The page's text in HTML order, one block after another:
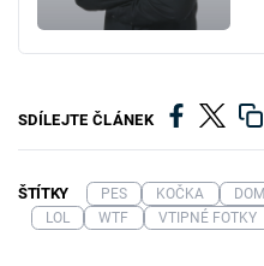
SDÍLEJTE ČLÁNEK
ŠTÍTKY PES KOČKA
LOL
WTF VTIPNÉ FOTKY